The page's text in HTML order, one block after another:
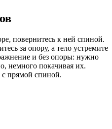
повернитесь к ней спиной.
за опору, а тело устремите
и без опоры: нужно
немного покачивая их.
прямой спиной.